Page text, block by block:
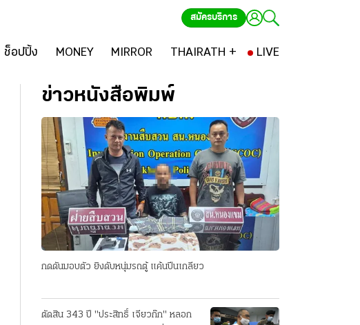
สมัครบริการ
ช็อปปิ้ง MONEY MIRROR THAIRATH + LIVE
ข่าวหนังสือพิมพ์
กดดันมอบตัว ยิงดับหนุ่มรถตู้ แค้นปีนเกลียว
ตัดสิน 343 ปี "ประสิทธิ์ เจียวก๊ก" หลอก